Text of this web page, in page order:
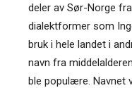
deler av Sør-Norge
dialektformer som
bruk i hele landet i
navn fra
ble populære. Navnet